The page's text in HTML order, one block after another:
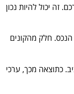
זה יכול להיות נכון
הנכס. חלק מהקונים
כתוצאה מכך, ערכי